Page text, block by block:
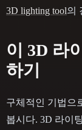
3D lighting tool의
이 3D 라
하기
구체적인 기법으
봅시다. 3D 라이